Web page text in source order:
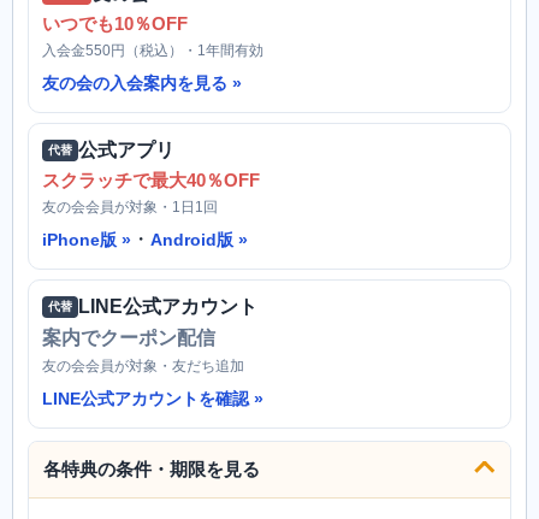
いつでも10％OFF
入会金550円（税込）・1年間有効
友の会の入会案内を見る
代替 公式アプリ
スクラッチで最大40％OFF
友の会会員が対象・1日1回
iPhone版 ・ Android版
代替
LINE公式アカウント
案内でクーポン配信
友の会会員が対象・友だち追加
LINE公式アカウントを確認
各特典の条件・期限を見る